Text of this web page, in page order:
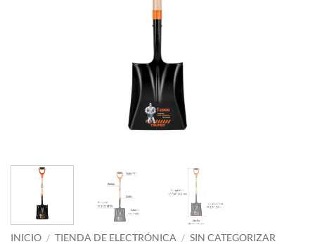
INICIO / TIENDA DE ELECTRÓNICA / SIN CATEGORIZAR